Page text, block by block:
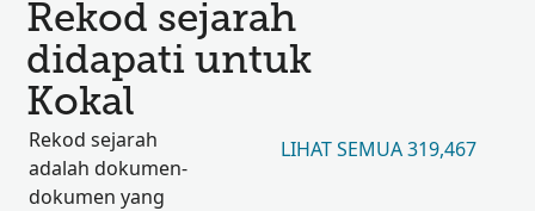
Rekod sejarah
didapati untuk
Kokal
Rekod sejarah
adalah dokumen-
dokumen yang
LIHAT SEMUA 319,467